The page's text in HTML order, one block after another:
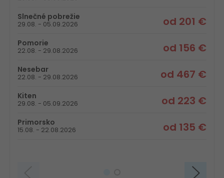
Slnečné pobrežie
29.08. - 05.09.2026 od 201 €
Pomorie
22.08. - 29.08.2026 od 156 €
Nesebar
22.08. - 29.08.2026 od 467 €
Kiten
29.08. - 05.09.2026 od 223 €
Primorsko
15.08. - 22.08.2026 od 135 €